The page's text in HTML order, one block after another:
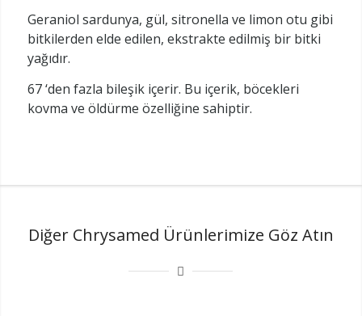
Geraniol sardunya, gül, sitronella ve limon otu gibi
bitkilerden elde edilen, ekstrakte edilmiş bir bitki
yağıdır.
67 ‘den fazla bileşik içerir. Bu içerik, böcekleri
kovma ve öldürme özelliğine sahiptir.
Diğer Chrysamed Ürünlerimize Göz Atın